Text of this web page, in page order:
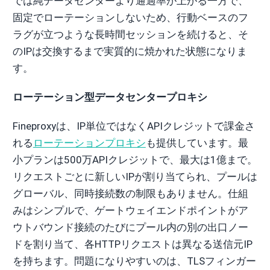
固定でローテーションしないため、行動ベースのフ
ラグが立つような長時間セッションを続けると、そ
のIPは交換するまで実質的に焼かれた状態になりま
す。
ローテーション型データセンタープロキシ
Fineproxyは、IP単位ではなくAPIクレジットで課金さ
れる ローテーションプロキシ も提供しています。最
小プランは500万APIクレジットで、最大は1億まで。
リクエストごとに新しいIPが割り当てられ、プールは
グローバル、同時接続数の制限もありません。仕組
みはシンプルで、ゲートウェイエンドポイントがア
ウトバウンド接続のたびにプール内の別の出口ノー
ドを割り当て、各HTTPリクエストは異なる送信元IP
を持ちます。問題になりやすいのは、TLSフィンガー